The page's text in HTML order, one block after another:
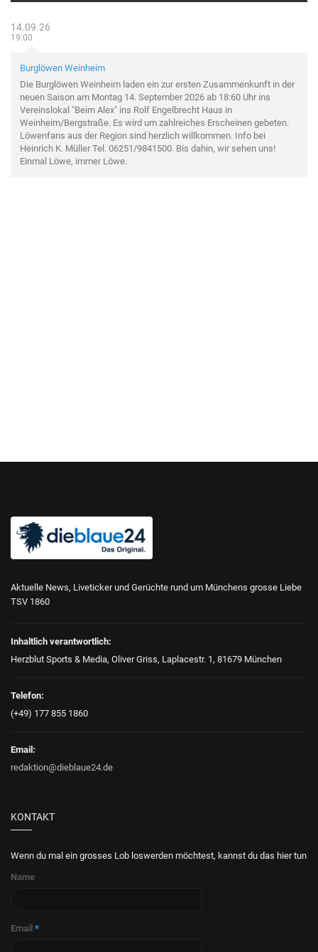
14.09.26
19:00
Burglöwen Weinheim
Die Burglöwen Weinheim laden ein zur ersten Zusammenkunft in der
neuen Saison am Montag 14. September 2026 ab 18:60 Uhr ins
Vereinslokal "Beim Alex" ins Rolf Engelbrecht Haus in
Weinheim/Bergstraße. Es wird um zahlreiches Erscheinen gebeten.
Löwenfans aus der Region sind herzlich willkommen. Info bei
Heinrich K. Müller Tel. 06251/9841500. Bis dahin, wir sehen uns!
Einmal Löwe, immer Löwe.
Aktuelle News, Liveticker und Gerüchte rund um Münchens grosse Liebe
TSV 1860
Inhaltlich verantwortlich:
Herzblut Sports & Media, Oliver Griss, Laplacestr. 1, 81679 München
Telefon:
(+49) 177 855 1860
Email:
redaktion@dieblaue24.de
KONTAKT
Wenn du mal ein grosses Lob loswerden möchtest, kannst du das hier tun
Name
Email *